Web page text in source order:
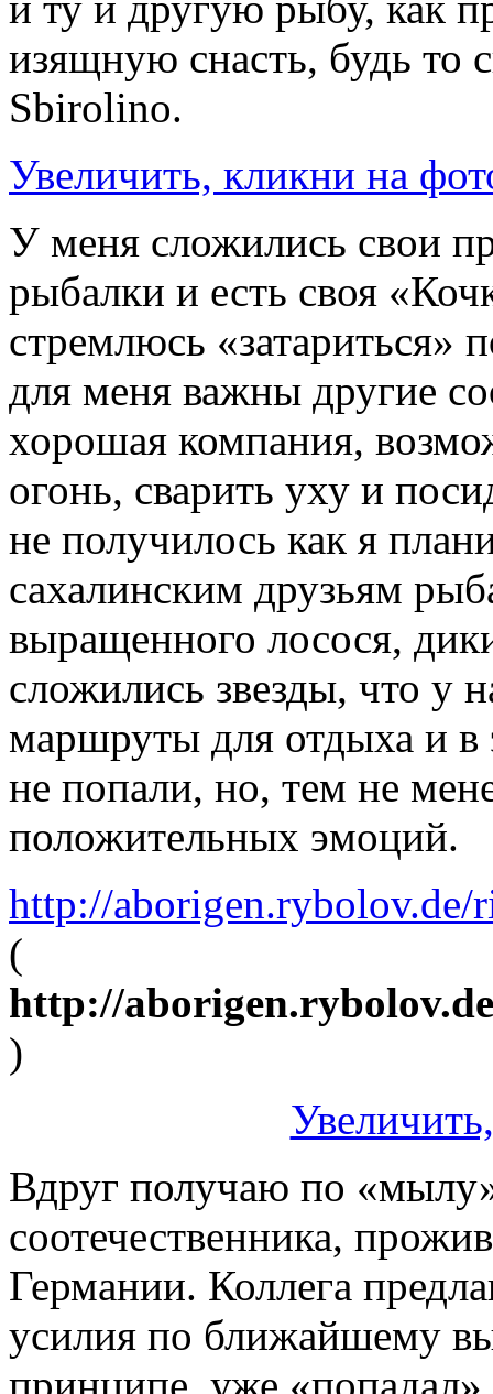
изящную снасть, будь то
Sbirolino.
Увеличить, кликни на
У меня сложились свои
рыбалки и есть своя
стремлюсь «затариться»
для меня важны другие
хорошая компания,
огонь, сварить уху и
не получилось как я
сахалинским друзьям
выращенного лосося,
сложились звезды, что у
маршруты для отдыха и в
не попали, но, тем не
положительных эмоций.
http://aborigen.rybolov.de/
(
http://
)
Вдруг получаю по
соотечественника,
Германии. Коллега
усилия по ближайшему
принципе, уже «попадал»